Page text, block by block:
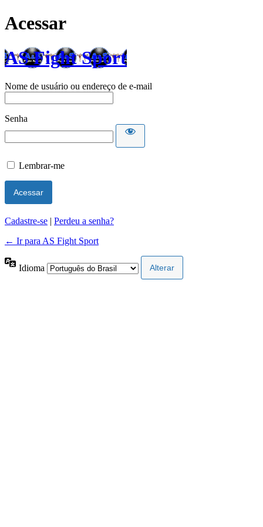
Acessar
AS Fight Sport
Nome de usuário ou endereço de e-mail
Senha
Lembrar-me
Cadastre-se | Perdeu a senha?
← Ir para AS Fight Sport
Idioma